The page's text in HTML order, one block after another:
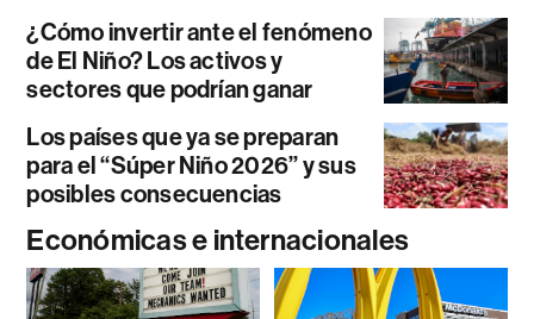
¿Cómo invertir ante el fenómeno
de El Niño? Los activos y
sectores que podrían ganar
Los países que ya se preparan
para el “Súper Niño 2026” y sus
posibles consecuencias
Económicas e internacionales